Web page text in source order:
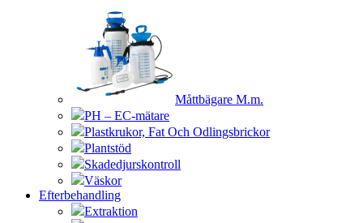
Måttbägare M.m.
PH – EC-mätare
Plastkrukor, Fat Och Odlingsbrickor
Plantstöd
Skadedjurskontroll
Väskor
Efterbehandling
Extraktion